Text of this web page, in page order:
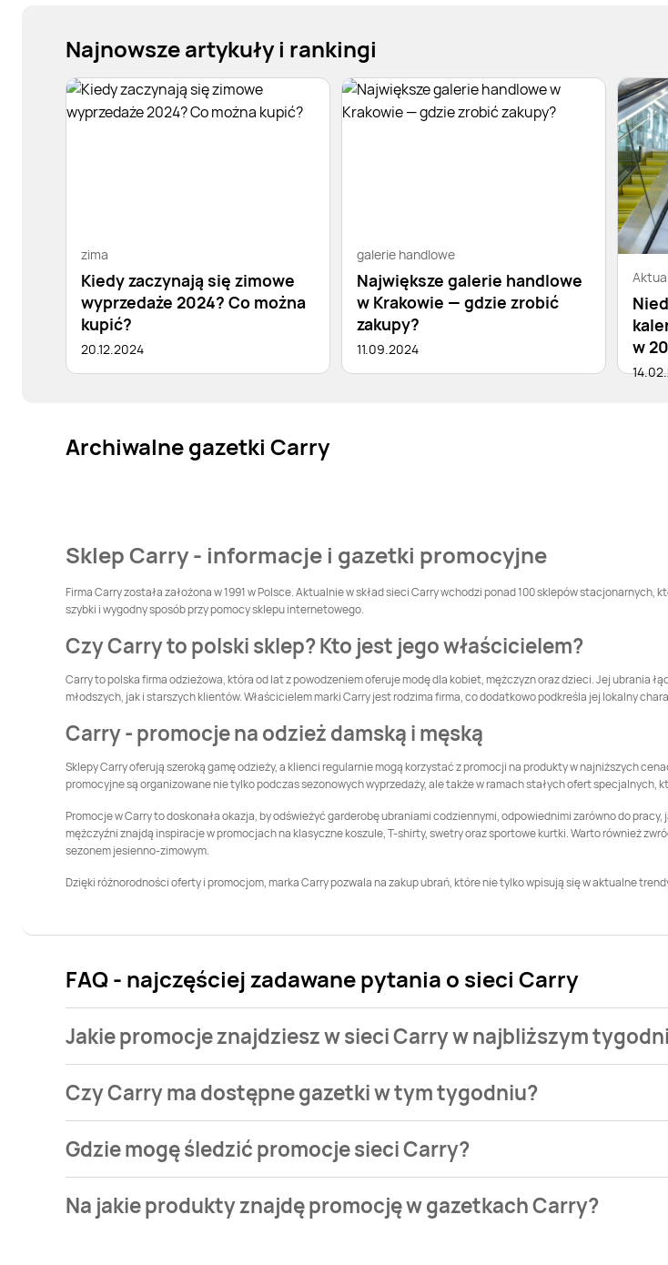
Najnowsze artykuły i rankingi
zima
Kiedy zaczynają się zimowe
wyprzedaże 2024? Co można
kupić?
20.12.2024
galerie handlowe
Największe galerie handlowe
w Krakowie — gdzie zrobić
zakupy?
11.09.2024
w
Archiwalne gazetki Carry
Sklep Carry - informacje i gazetki promocyjne
Firma Carry została założona w 1991 w Polsce. Aktualnie w skład sieci Carry wchodzi ponad 100 sklepów
szybki i wygodny sposób przy pomocy sklepu internetowego.
Czy Carry to polski sklep? Kto jest jego właścicielem?
Carry to polska firma odzieżowa, która od lat z powodzeniem oferuje modę dla kobiet, mężczyzn oraz dzieci. Jej ubrania
młodszych, jak i starszych klientów. Właścicielem marki Carry jest rodzima firma, co dodatkowo podkreśla jej lokalny
Carry - promocje na odzież damską i męską
Sklepy Carry oferują szeroką gamę odzieży, a klienci regularnie mogą korzystać z promocji na produkty w najniższych
promocyjne są organizowane nie tylko podczas sezonowych wyprzedaży, ale także w ramach stałych ofert
Promocje w Carry to doskonała okazja, by odświeżyć garderobę ubraniami codziennymi, odpowiednimi zarówno do
mężczyźni znajdą inspiracje w promocjach na klasyczne koszule, T-shirty, swetry oraz sportowe kurtki. Warto również
sezonem jesienno-zimowym.
Dzięki różnorodności oferty i promocjom, marka Carry pozwala na zakup ubrań, które nie tylko wpisują się w aktualne
FAQ - najczęściej zadawane pytania o sieci Carry
Jakie promocje znajdziesz w sieci Carry w najbliższym
Czy Carry ma dostępne gazetki w tym tygodniu?
Niedługo na pewno pojawi się nowa ulotka Carry!
Gdzie mogę śledzić promocje sieci Carry?
pojawi się nowa ulotka Carry!
Na jakie produkty znajdę promocję w gazetkach Carry?